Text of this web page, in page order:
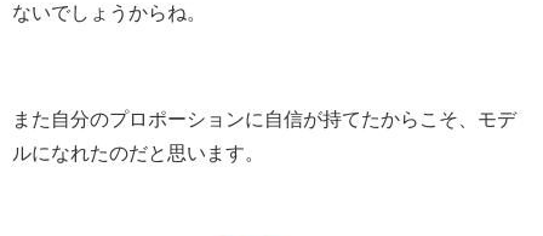
ないでしょうからね。
また自分のプロポーションに自信が持てたからこそ、モデ
ルになれたのだと思います。